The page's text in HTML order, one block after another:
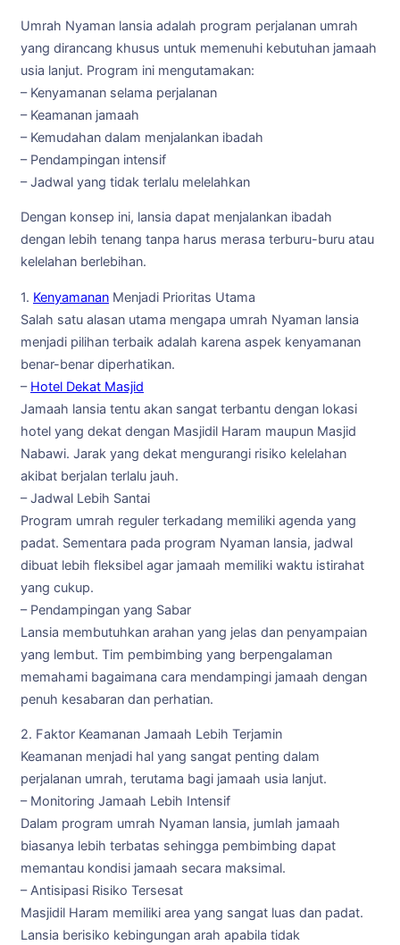
Umrah Nyaman lansia adalah program perjalanan umrah
yang dirancang khusus untuk memenuhi kebutuhan jamaah
usia lanjut. Program ini mengutamakan:
– Kenyamanan selama perjalanan
– Keamanan jamaah
– Kemudahan dalam menjalankan ibadah
– Pendampingan intensif
– Jadwal yang tidak terlalu melelahkan
Dengan konsep ini, lansia dapat menjalankan ibadah
dengan lebih tenang tanpa harus merasa terburu-buru atau
kelelahan berlebihan.
1. Kenyamanan Menjadi Prioritas Utama
Salah satu alasan utama mengapa umrah Nyaman lansia
menjadi pilihan terbaik adalah karena aspek kenyamanan
benar-benar diperhatikan.
– Hotel Dekat Masjid
Jamaah lansia tentu akan sangat terbantu dengan lokasi
hotel yang dekat dengan Masjidil Haram maupun Masjid
Nabawi. Jarak yang dekat mengurangi risiko kelelahan
akibat berjalan terlalu jauh.
– Jadwal Lebih Santai
Program umrah reguler terkadang memiliki agenda yang
padat. Sementara pada program Nyaman lansia, jadwal
dibuat lebih fleksibel agar jamaah memiliki waktu istirahat
yang cukup.
– Pendampingan yang Sabar
Lansia membutuhkan arahan yang jelas dan penyampaian
yang lembut. Tim pembimbing yang berpengalaman
memahami bagaimana cara mendampingi jamaah dengan
penuh kesabaran dan perhatian.
2. Faktor Keamanan Jamaah Lebih Terjamin
Keamanan menjadi hal yang sangat penting dalam
perjalanan umrah, terutama bagi jamaah usia lanjut.
– Monitoring Jamaah Lebih Intensif
Dalam program umrah Nyaman lansia, jumlah jamaah
biasanya lebih terbatas sehingga pembimbing dapat
memantau kondisi jamaah secara maksimal.
– Antisipasi Risiko Tersesat
Masjidil Haram memiliki area yang sangat luas dan padat.
Lansia berisiko kebingungan arah apabila tidak